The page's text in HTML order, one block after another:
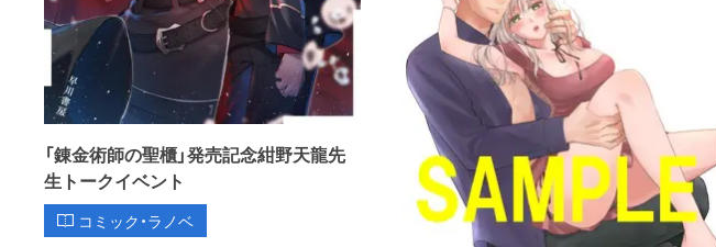
「錬金術師の聖櫃」発売記念紺野天龍先
生トークイベント
コミック・ラノベ